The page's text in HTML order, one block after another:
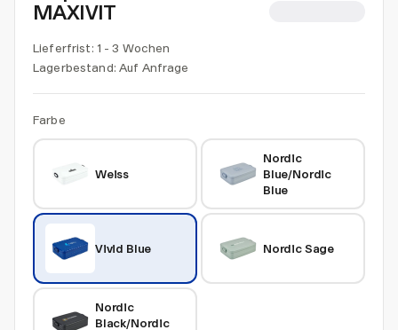
MAXIVIT
Lieferfrist: 1 - 3 Wochen
Lagerbestand: Auf Anfrage
Farbe
Weiss
Nordic
Blue/Nordic
Blue
Vivid Blue Nordic Sage
Nordic
Black/Nordic